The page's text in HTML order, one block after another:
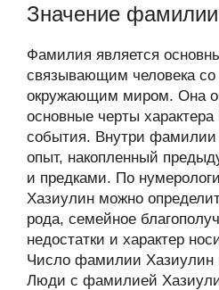
Значение
Фамилия является
связывающим человека со
окружающим миром. Она
основные черты
события. Внутри фамилии
опыт, накопленный
и предками. По
Хазиулин можно
рода, семейное
недостатки и характер
Число фамилии Хазиулин
Люди с фамилией